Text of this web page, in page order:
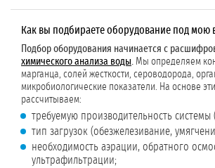
Как вы подбираете оборудование под мою
Подбор оборудования начинается с
химического анализа воды. Мы определяем
марганца, солей жесткости, сероводорода,
микробиологические показатели. На основе
рассчитываем:
требуемую производительность системы
тип загрузок (обезжелезивание,
необходимость аэрации, обратного
ультрафильтрации;